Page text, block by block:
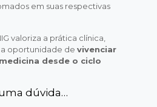
em suas respectivas
valoriza a prática clínica,
oportunidade de vivenciar
desde o ciclo
dúvida…